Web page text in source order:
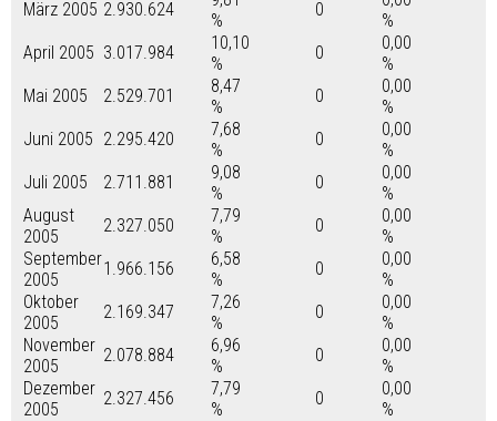
März 2005 2.930.624
%
0
%
April 2005 3.017.984
10,10
%
0
0,00
%
Mai 2005
2.529.701
8,47
%
0
0,00
%
Juni 2005 2.295.420
7,68
%
0
0,00
%
Juli 2005
2.711.881
9,08
%
0
0,00
%
August
2005
2.327.050
7,79
%
0
0,00
%
September
2005
1.966.156
6,58
%
0
0,00
%
Oktober
2005
2.169.347
7,26
%
0
0,00
%
November
2005
2.078.884
6,96
%
0
0,00
%
Dezember
2005
2.327.456
7,79
%
0
0,00
%